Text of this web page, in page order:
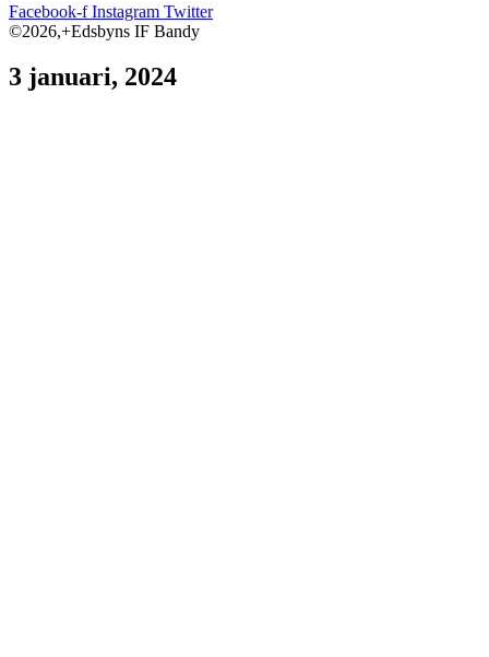
Facebook-f Instagram Twitter
©2026,+Edsbyns IF Bandy
3 januari, 2024